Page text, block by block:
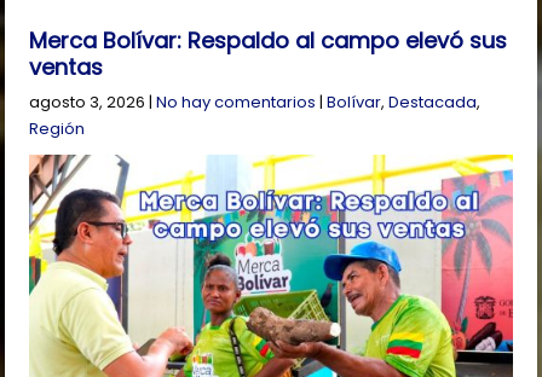
Merca Bolívar: Respaldo al campo elevó sus
ventas
agosto 3, 2026 |No hay comentarios |Bolívar,Destacada,
Región